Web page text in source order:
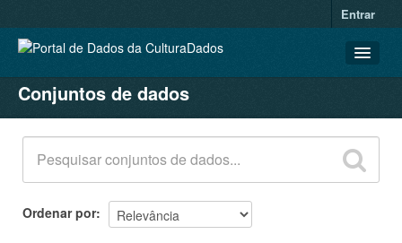
Entrar
CONJUNTOS DE DADOS
ORGANIZAÇÕES
GRUPOS
SOBRE
Conjuntos de dados
Ordenar por